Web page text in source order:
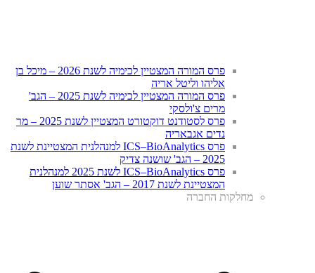
פרס המורה המצטיין לכימיה לשנת 2026 – מיכל בן
אליהו וליטל אריה
פרס המורה המצטיין לכימיה לשנת 2025 – הגב'
מרים צ'ולסקי
פרס לסטודנט דוקטורט המצטיין לשנת 2025 – מר
נדים אגבאריה
פרס ICS–BioAnalytics למנהלנית המצטיינת לשנת
2025 – הגב' שושנה צדיק
פרס ICS–BioAnalytics לשנת 2025 למנהלנית
המצטיינת לשנת 2017 – הגב' אסתר שוען
מחלקות החברה